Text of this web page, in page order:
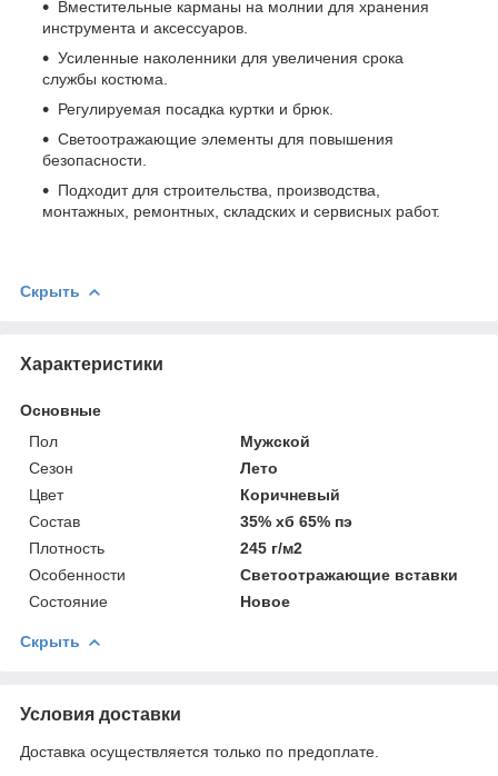
Вместительные карманы на молнии для хранения
инструмента и аксессуаров.
Усиленные наколенники для увеличения срока
службы костюма.
Регулируемая посадка куртки и брюк.
Светоотражающие элементы для повышения
безопасности.
Подходит для строительства, производства,
монтажных, ремонтных, складских и сервисных работ.
Скрыть
Характеристики
Основные
Пол
Мужской
Сезон
Лето
Цвет
Коричневый
Состав
35% хб 65% пэ
Плотность
245 г/м2
Особенности
Светоотражающие вставки
Состояние
Новое
Скрыть
Условия доставки
Доставка осуществляется только по предоплате.